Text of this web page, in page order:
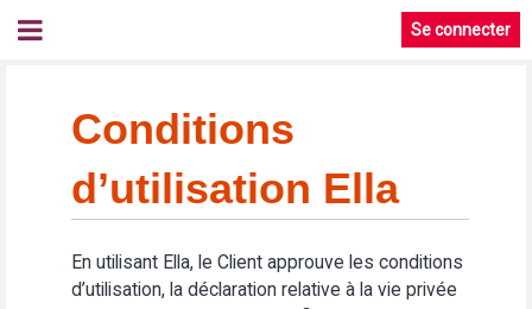
Se connecter
Conditions
d’utilisation Ella
En utilisant Ella, le Client approuve les conditions
d’utilisation, la déclaration relative à la vie privée